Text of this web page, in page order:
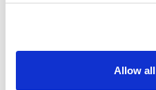
Allow
Uitbreiding van
en maiswafels